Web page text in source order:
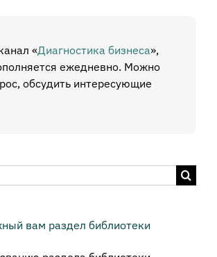
«Диагностика бизнеса»,
ежедневно. Можно
обсудить интересующие
вам раздел библиотеки